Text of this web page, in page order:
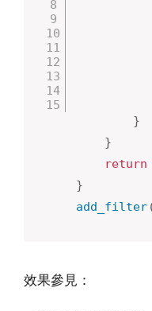
}
}
return
}
add_filter
效果參見：